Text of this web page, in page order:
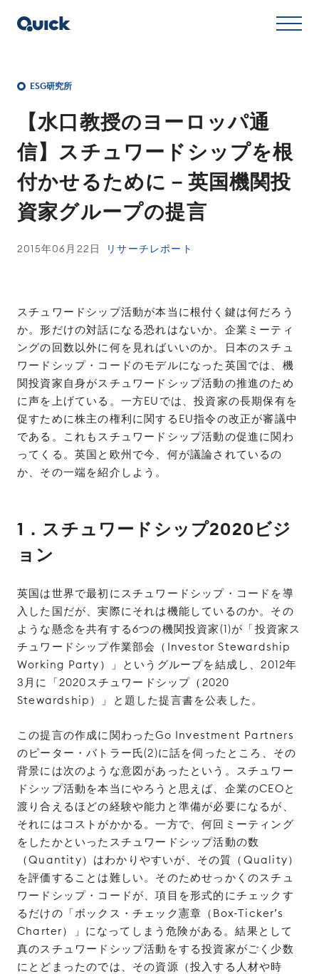
ESG研究所
【水口教授のヨーロッパ通
信】スチュワードシップを根
付かせるために－英国機関投
資家グループの提言
2015年06月22日 リサーチレポート
スチュワードシップ活動が本当に根付く鍵は何だろう
か。形だけの対話になる恐れはないか。企業ミーティ
ングの回数以外に何を見ればいいのか。日本のスチュ
ワードシップ・コードのモデルになった英国では、機
関投資家自身がスチュワードシップ活動の推進のため
に声を上げている。一方EUでは、投資家の長期保有を
促すために株主の権利に関するEU指令の改正が審議中
である。これもスチュワードシップ活動の促進に関わ
ってくる。英国と欧州で今、何が議論されているの
か、その一端を紹介しよう。
1．スチュワードシップ2020ビジ
ョン
英国は世界で最初にスチュワードシップ・コードを導
入した国だが、実際にそれは機能しているのか。その
ような懸念を共有する6つの機関投資家(1)が「投資家ス
チュワードシップ作業部会（Investor Stewardship
Working Party）」というグループを結成し、2012年
3月に「2020スチュワードシップ（2020
Stewardship）」と題した提言書を公表した。
この提言の作成に関わったGo Investment Partners
のピーター・バトラー氏(2)に話を伺ったところ、その
背景には次のような意図があったという。スチュワー
ドシップ活動を本当にやろうと思えば、企業のCEOと
渡り合えるほどの経験や能力と準備が必要になるが、
それにはコストがかかる。一方で、何回ミーティング
をしたかといったスチュワードシップ活動の数
（Quantity）はわかりやすいが、その質（Quality）
を評価することは難しい。そのためせっかくのスチュ
ワードシップ・コードが、項目を形式的にチェックす
るだけの「ボックス・チェック憲章（Box-Ticker’s
Charter）」になってしまう危険がある。結果として
真のスチュワードシップ活動をする投資家がごく少数
にとどまったのでは、その資源（投入する人材や時